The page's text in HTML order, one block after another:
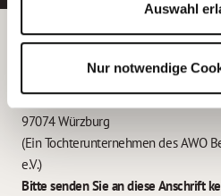
Auswahl
Nur notwendige
Betreiber der Webseite
Garitz Bewirtschaftungsbetriebe
Kantstraße 45a
97074 Würzburg
(Ein Tochterunternehmen des AWO
e.V.)
Bitte senden Sie an diese Anschrift